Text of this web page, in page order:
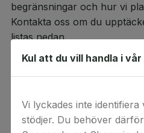
begränsningar och hur vi
Kontakta oss om du
listas nedan.
Kända begränsningar för
Vissa delar av order- och
inte kontrastkraven i WCAG
Kul att du vill handla i vår
Vi lyckades inte
stödjer. Du behöver